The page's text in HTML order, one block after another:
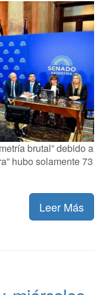
brutal” debido a
hubo solamente 73
Leer Más